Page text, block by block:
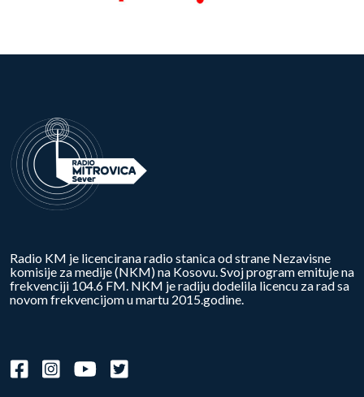
Radio KM je licencirana radio stanica od strane Nezavisne
komisije za medije (NKM) na Kosovu. Svoj program emituje na
frekvenciji 104.6 FM. NKM je radiju dodelila licencu za rad sa
novom frekvencijom u martu 2015.godine.